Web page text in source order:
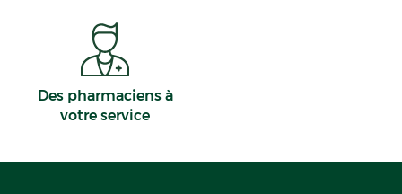
Des pharmaciens à
votre service